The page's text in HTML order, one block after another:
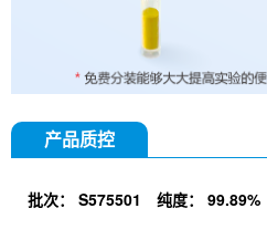
产品质控
批次： S575501 纯度： 99.89%